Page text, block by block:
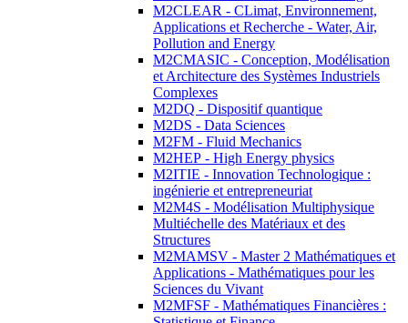
M2CLEAR - CLimat, Environnement,
Applications et Recherche - Water, Air,
Pollution and Energy
M2CMASIC - Conception, Modélisation
et Architecture des Systèmes Industriels
Complexes
M2DQ - Dispositif quantique
M2DS - Data Sciences
M2FM - Fluid Mechanics
M2HEP - High Energy physics
M2ITIE - Innovation Technologique :
ingénierie et entrepreneuriat
M2M4S - Modélisation Multiphysique
Multiéchelle des Matériaux et des
Structures
M2MAMSV - Master 2 Mathématiques et
Applications - Mathématiques pour les
Sciences du Vivant
M2MFSF - Mathématiques Financières :